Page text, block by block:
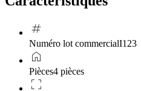
tag
Numéro lot commercialI123
home
Pièces4 pièces
crop_free